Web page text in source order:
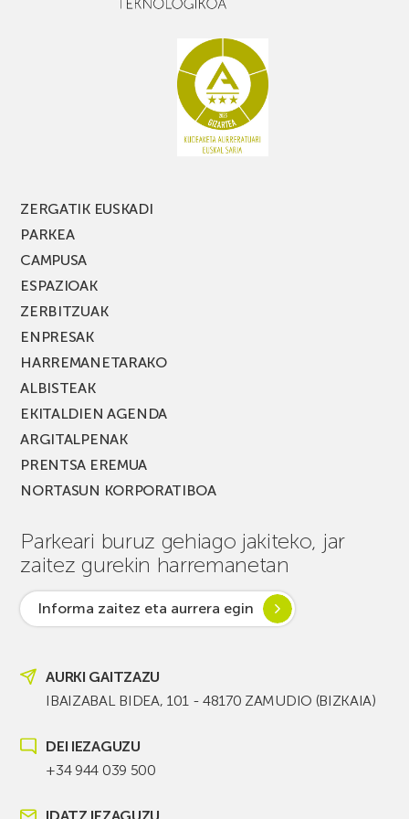
ZERGATIK EUSKADI
PARKEA
CAMPUSA
ESPAZIOAK
ZERBITZUAK
ENPRESAK
HARREMANETARAKO
ALBISTEAK
EKITALDIEN AGENDA
ARGITALPENAK
PRENTSA EREMUA
NORTASUN KORPORATIBOA
Parkeari buruz gehiago jakiteko, jar
zaitez gurekin harremanetan
Informa zaitez eta aurrera egin
AURKI GAITZAZU
IBAIZABAL BIDEA, 101 - 48170 ZAMUDIO (BIZKAIA)
DEI IEZAGUZU
+34 944 039 500